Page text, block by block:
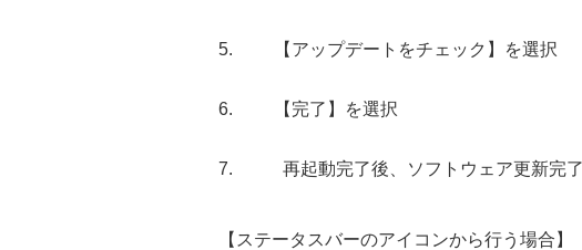
【アップデートをチェック】を選択
【完了】を選択
再起動完了後、ソフトウェア更新完了
【ステータスバーのアイコンから行う場合】